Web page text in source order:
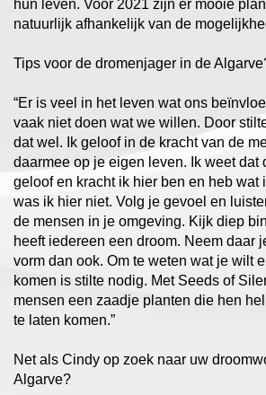
hun leven. Voor 2021 zijn er mooie
natuurlijk afhankelijk van de
Tips voor de dromenjager in de
“Er is veel in het leven wat ons
vaak niet doen wat we willen. Door
dat wel. Ik geloof in de kracht van de
daarmee op je eigen leven. Ik weet dat
geloof en kracht ik hier ben en heb wat
was ik hier niet. Volg je gevoel en
de mensen in je omgeving. Kijk diep
heeft iedereen een droom. Neem daar
vorm dan ook. Om te weten wat je wilt
komen is stilte nodig. Met Seeds of
mensen een zaadje planten die hen
te laten komen.”
Net als Cindy op zoek naar uw
Algarve?